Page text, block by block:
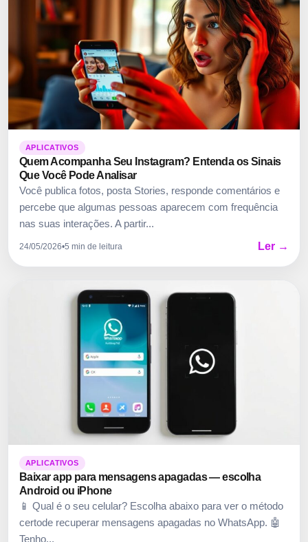
APLICATIVOS
Quem Acompanha Seu Instagram? Entenda os Sinais
Que Você Pode Analisar
Você publica fotos, posta Stories, responde comentários e
percebe que algumas pessoas aparecem com frequência
nas suas interações. A partir...
24/05/2026•5 min de leitura Ler →
APLICATIVOS
Baixar app para mensagens apagadas — escolha
Android ou iPhone
📱 Qual é o seu celular? Escolha abaixo para ver o método
certode recuperar mensagens apagadas no WhatsApp. 🤖
Tenho...